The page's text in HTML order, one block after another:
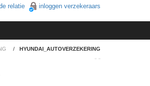
relatie inloggen verzekeraars
/ HYUNDAI_AUTOVERZEKERING